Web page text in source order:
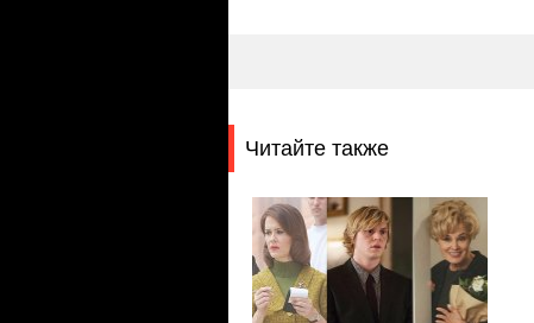
Читайте также